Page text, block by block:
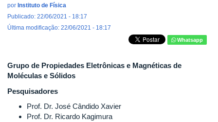
por Instituto de Física
Publicado: 22/06/2021 - 18:17
Última modificação: 22/06/2021 - 18:17
Whatsapp
Grupo de Propiedades Eletrônicas e Magnéticas de
Moléculas e Sólidos
Pesquisadores
Prof. Dr. José Cândido Xavier
Prof. Dr. Ricardo Kagimura